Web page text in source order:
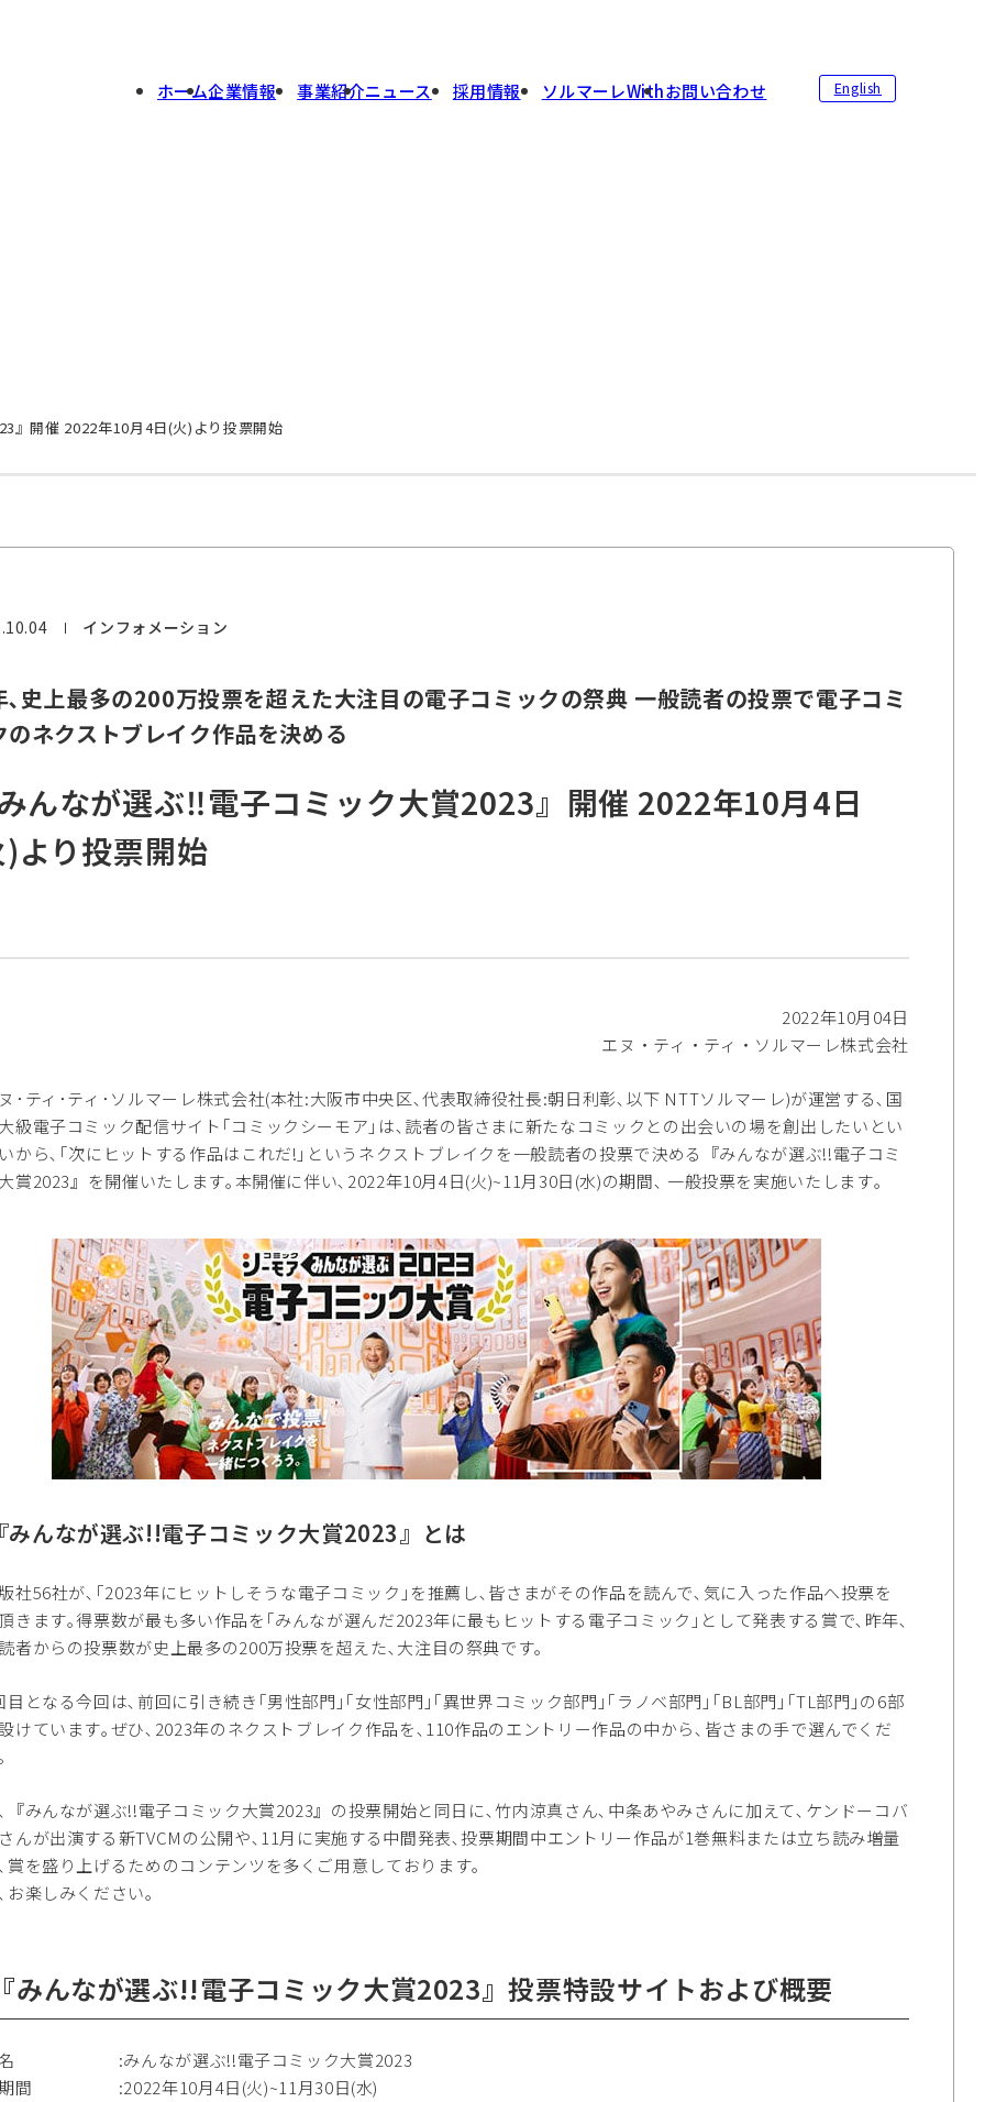
ホーム企業情報 事業紹介ニュース 採用情報 ソルマーレWithお問い合わせ English
』開催 2022年10月4日(火)より投票開始
インフォメーション
､史上最多の200万投票を超えた大注目の電子コミックの祭典 一般読者の投票で電子コミ
のネクストブレイク作品を決める
みんなが選ぶ‼電子コミック大賞2023』開催 2022年10月4日
より投票開始
2022年10月04日
エヌ・ティ・ティ・ソルマーレ株式会社
･ティ･ティ･ソルマーレ株式会社(本社:大阪市中央区､代表取締役社長:朝日利彰､以下 NTTソルマーレ)が運営する､国
級電子コミック配信サイト｢コミックシーモア｣は､読者の皆さまに新たなコミックとの出会いの場を創出したいとい
から､｢次にヒットする作品はこれだ!｣というネクストブレイクを一般読者の投票で決める『みんなが選ぶ!!電子コミ
賞2023』を開催いたします｡本開催に伴い､2022年10月4日(火)~11月30日(水)の期間､ 一般投票を実施いたします｡
んなが選ぶ!!電子コミック大賞2023』とは
社56社が､｢2023年にヒットしそうな電子コミック｣を推薦し､皆さまがその作品を読んで､気に入った作品へ投票を
きます｡得票数が最も多い作品を｢みんなが選んだ2023年に最もヒットする電子コミック｣として発表する賞で､昨年､
者からの投票数が史上最多の200万投票を超えた､大注目の祭典です｡
目となる今回は､前回に引き続き｢男性部門｣｢女性部門｣｢異世界コミック部門｣｢ラノベ部門｣｢BL部門｣｢TL部門｣の6部
けています｡ぜひ､2023年のネクストブレイク作品を､110作品のエントリー作品の中から､皆さまの手で選んでくだ
『みんなが選ぶ!!電子コミック大賞2023』の投票開始と同日に､竹内涼真さん､中条あやみさんに加えて､ケンドーコバ
んが出演する新TVCMの公開や､11月に実施する中間発表､投票期間中エントリー作品が1巻無料または立ち読み増量
賞を盛り上げるためのコンテンツを多くご用意しております｡
お楽しみください｡
みんなが選ぶ!!電子コミック大賞2023』投票特設サイトおよび概要
名 :みんなが選ぶ!!電子コミック大賞2023
期間 :2022年10月4日(火)~11月30日(水)